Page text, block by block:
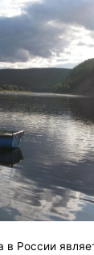
в России